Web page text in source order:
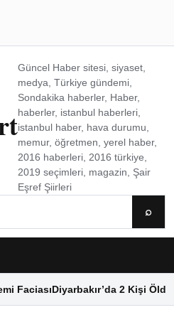
Güncel Haber sitesi, siyaset,
medya, Türkiye gündemi,
Sondakika haberler, Haber,
haberler, istanbul haberleri,
istanbul haber, hava durumu,
memur, öğretmen, yerel haber,
2016 haberleri, 2016 türkiye,
2019 seçimleri, magazin, Şair
Eşref Şiirleri
⌕
FaciasıDiyarbakır’da 2 Kişi Öldü